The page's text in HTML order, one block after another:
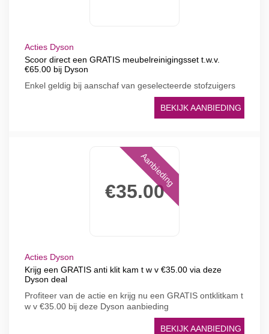
Acties Dyson
Scoor direct een GRATIS meubelreinigingsset t.w.v.
€65.00 bij Dyson
Enkel geldig bij aanschaf van geselecteerde stofzuigers
BEKIJK AANBIEDING
€35.00
Aanbieding
Acties Dyson
Krijg een GRATIS anti klit kam t w v €35.00 via deze
Dyson deal
Profiteer van de actie en krijg nu een GRATIS ontklitkam t
w v €35.00 bij deze Dyson aanbieding
BEKIJK AANBIEDING